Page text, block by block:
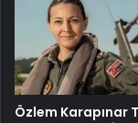
Özlem Karapınar